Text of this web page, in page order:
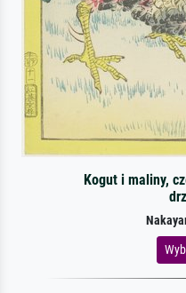
Kogut i maliny,